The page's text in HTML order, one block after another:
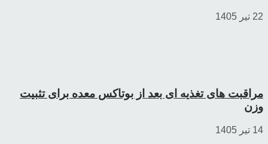
22 تیر 1405
مراقبت های تغذیه ای بعد از بوتاکس معده برای تثبیت
وزن
14 تیر 1405